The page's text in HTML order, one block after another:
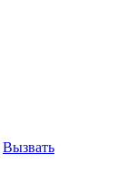
Вызвать